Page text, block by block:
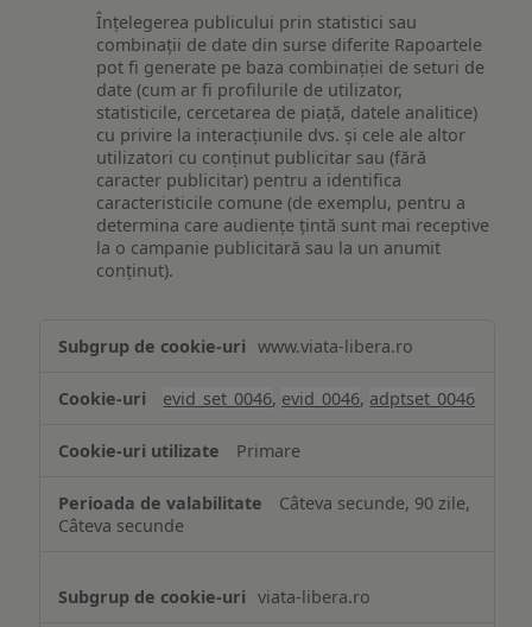
Înțelegerea publicului prin statistici sau
combinații de date din surse diferite Rapoartele
pot fi generate pe baza combinației de seturi de
date (cum ar fi profilurile de utilizator,
statisticile, cercetarea de piață, datele analitice)
cu privire la interacțiunile dvs. și cele ale altor
utilizatori cu conținut publicitar sau (fără
caracter publicitar) pentru a identifica
caracteristicile comune (de exemplu, pentru a
determina care audiențe țintă sunt mai receptive
la o campanie publicitară sau la un anumit
conținut).
www.viata-libera.ro
evid_set_0046, evid_0046, adptset_0046
Primare
Câteva secunde, 90 zile,
Câteva secunde
viata-libera.ro